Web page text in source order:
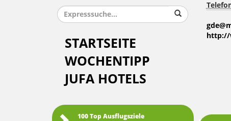
STARTSEITE
WOCHENTIPP
JUFA HOTELS
100 Top Ausflugsziele
http://